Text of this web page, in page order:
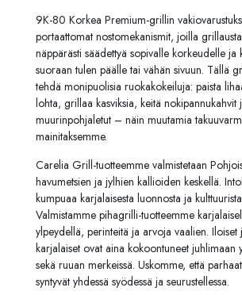
9K-80 Korkea Premium-grillin
portaattomat nostomekanismit, joilla
näppärästi säädettyä sopivalle korkeudelle
suoraan tulen päälle tai vähän sivuun. Tällä
tehdä monipuolisia ruokakokeiluja: paista
lohta, grillaa kasviksia, keitä nokipannukahvit
muurinpohjaletut – näin muutamia
mainitaksemme.
Carelia Grill-tuotteemme valmistetaan
havumetsien ja jylhien kallioiden keskellä.
kumpuaa karjalaisesta luonnosta ja
Valmistamme pihagrilli-tuotteemme
ylpeydellä, perinteitä ja arvoja vaalien. Iloiset
karjalaiset ovat aina kokoontuneet juhlimaan
sekä ruuan merkeissä. Uskomme, että
syntyvät yhdessä syödessä ja seurustellessa.